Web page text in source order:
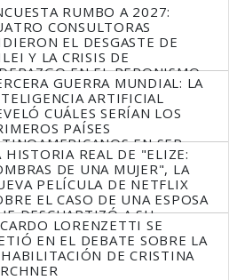
RUMBO A 2027:
CONSULTORAS
EL DESGASTE DE
Y LA CRISIS DE
EN EL PERONISMO
GUERRA MUNDIAL: LA
ARTIFICIAL
CUÁLES SERÍAN LOS
PAÍSES
EN SER
HISTORIA REAL DE "ELIZE:
DE UNA MUJER", LA
PELÍCULA DE NETFLIX
EL CASO DE UNA ESPOSA
DESCUARTIZÓ A SU
LORENZETTI SE
EN EL DEBATE SOBRE LA
DE CRISTINA